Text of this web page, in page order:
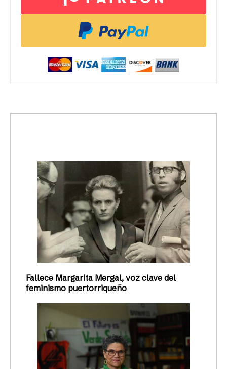
Fallece Margarita Mergal, voz clave del
feminismo puertorriqueño